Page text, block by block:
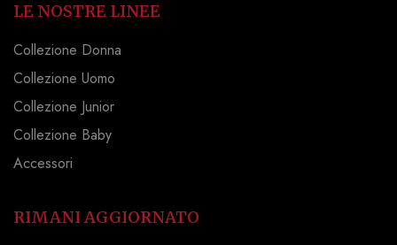
LE NOSTRE LINEE
Collezione Donna
Collezione Uomo
Collezione Junior
Collezione Baby
Accessori
RIMANI AGGIORNATO